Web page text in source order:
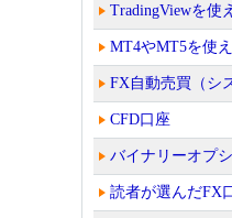
TradingViewを使
MT4やMT5を使
FX自動売買（シ
CFD口座
バイナリーオプ
読者が選んだFX